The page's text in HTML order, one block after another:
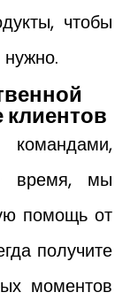
чтобы
нужно.
время, мы
помощь от
получите
моментов